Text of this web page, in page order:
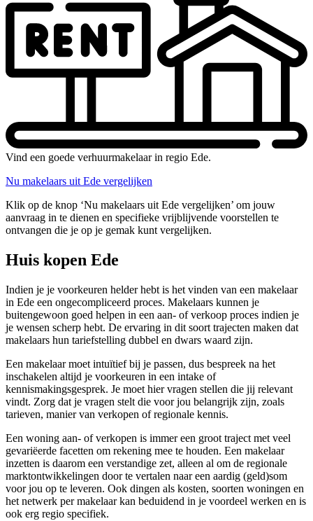
Vind een goede verhuurmakelaar in regio Ede.
Nu makelaars uit Ede vergelijken
Klik op de knop ‘Nu makelaars uit Ede vergelijken’ om jouw
aanvraag in te dienen en specifieke vrijblijvende voorstellen te
ontvangen die je op je gemak kunt vergelijken.
Huis kopen Ede
Indien je je voorkeuren helder hebt is het vinden van een makelaar
in Ede een ongecompliceerd proces. Makelaars kunnen je
buitengewoon goed helpen in een aan- of verkoop proces indien je
je wensen scherp hebt. De ervaring in dit soort trajecten maken dat
makelaars hun tariefstelling dubbel en dwars waard zijn.
Een makelaar moet intuïtief bij je passen, dus bespreek na het
inschakelen altijd je voorkeuren in een intake of
kennismakingsgesprek. Je moet hier vragen stellen die jij relevant
vindt. Zorg dat je vragen stelt die voor jou belangrijk zijn, zoals
tarieven, manier van verkopen of regionale kennis.
Een woning aan- of verkopen is immer een groot traject met veel
gevariëerde facetten om rekening mee te houden. Een makelaar
inzetten is daarom een verstandige zet, alleen al om de regionale
marktontwikkelingen door te vertalen naar een aardig (geld)som
voor jou op te leveren. Ook dingen als kosten, soorten woningen en
het netwerk per makelaar kan beduidend in je voordeel werken en is
ook erg regio specifiek.